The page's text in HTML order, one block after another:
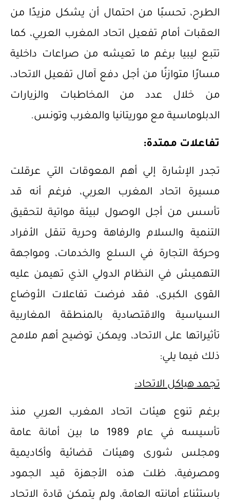
الطرح، تحسبًا من احتمال أن يشكل مزيدًا من
العقبات أمام تفعيل اتحاد المغرب العربي، كما
تتبع ليبيا برغم ما تعيشه من صراعات داخلية
مسارًا متوازنًا من أجل دفع آمال تفعيل الاتحاد،
من خلال عدد من المخاطبات والزيارات
الدبلوماسية مع موريتانيا والمغرب وتونس.
تفاعلات ممتدة:
تجدر الإشارة إلي أهم المعوقات التي عرقلت
مسيرة اتحاد المغرب العربي، فرغم أنه قد
تأسس من أجل الوصول لبيئة مواتية لتحقيق
التنمية والسلام والرفاهة وحرية تنقل الأفراد
وحركة التجارة في السلع والخدمات، ومواجهة
التهميش في النظام الدولي الذي تهيمن عليه
القوى الكبرى، فقد فرضت تفاعلات الأوضاع
السياسية والاقتصادية بالمنطقة المغاربية
تأثيراتها على الاتحاد، ويمكن توضيح أهم ملامح
ذلك فيما يلي:
تجمد هياكل الاتحاد:
برغم تنوع هيئات اتحاد المغرب العربي منذ
تأسيسه في عام 1989 ما بين أمانة عامة
ومجلس شورى وهيئات قضائية وأكاديمية
ومصرفية، ظلت هذه الأجهزة قيد الجمود
باستثناء أمانته العامة، ولم يتمكن قادة الاتحاد